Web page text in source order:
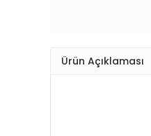
Ürün Açıklaması